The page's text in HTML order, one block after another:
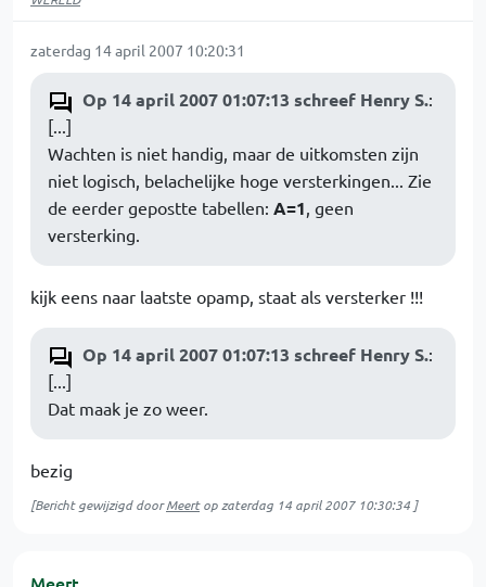
zaterdag 14 april 2007 10:20:31
Op 14 april 2007 01:07:13 schreef Henry S.:
[...]
Wachten is niet handig, maar de uitkomsten zijn
niet logisch, belachelijke hoge versterkingen... Zie
de eerder gepostte tabellen: A=1, geen
versterking.
kijk eens naar laatste opamp, staat als versterker !!!
Op 14 april 2007 01:07:13 schreef Henry S.:
[...]
Dat maak je zo weer.
bezig
[Bericht gewijzigd doorMeertop zaterdag 14 april 2007 10:30:34 ]